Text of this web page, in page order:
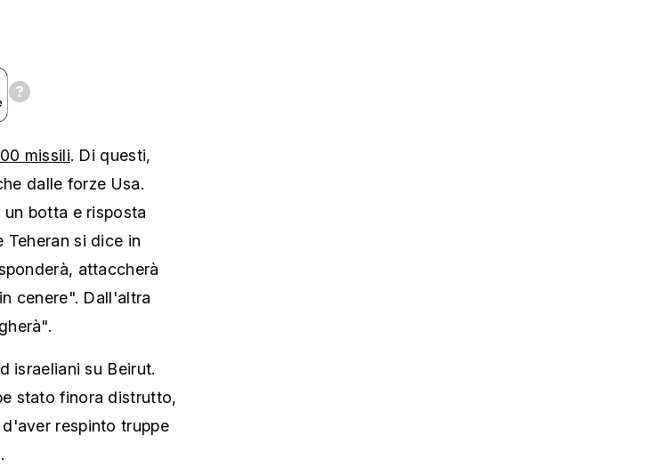
missili. Di questi,
dalle forze Usa.
botta e risposta
Teheran si dice in
attaccherà
cenere". Dall'altra
israeliani su Beirut.
stato finora distrutto,
respinto truppe